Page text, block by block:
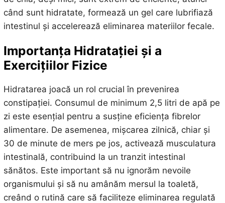
când sunt hidratate, formează un gel care lubrifiază
intestinul și accelerează eliminarea materiilor fecale.
Importanța Hidratației și a
Exercițiilor Fizice
Hidratarea joacă un rol crucial în prevenirea
constipației. Consumul de minimum 2,5 litri de apă pe
zi este esențial pentru a susține eficiența fibrelor
alimentare. De asemenea, mișcarea zilnică, chiar și
30 de minute de mers pe jos, activează musculatura
intestinală, contribuind la un tranzit intestinal
sănătos. Este important să nu ignorăm nevoile
organismului și să nu amânăm mersul la toaletă,
creând o rutină care să faciliteze eliminarea regulată